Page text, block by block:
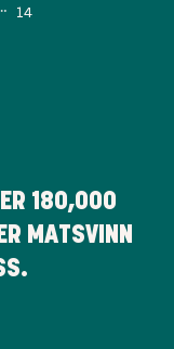
14
180,000
MATSVINN